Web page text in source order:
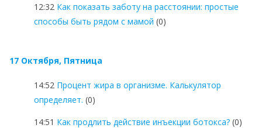
12:32 Как показать заботу на расстоянии: простые
способы быть рядом с мамой (0)
17 Октября, Пятница
14:52 Процент жира в организме. Калькулятор
определяет. (0)
14:51 Как продлить действие инъекции ботокса? (0)